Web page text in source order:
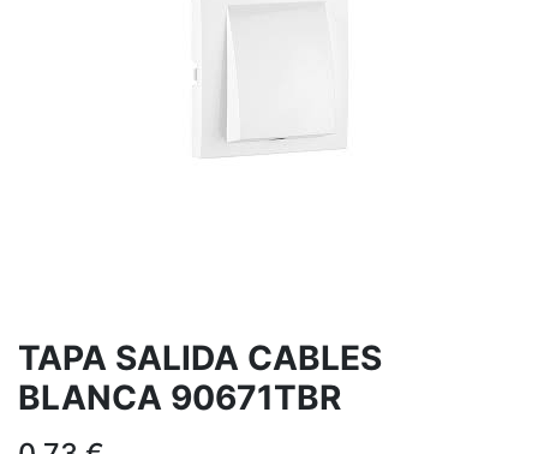
TAPA SALIDA CABLES
BLANCA 90671TBR